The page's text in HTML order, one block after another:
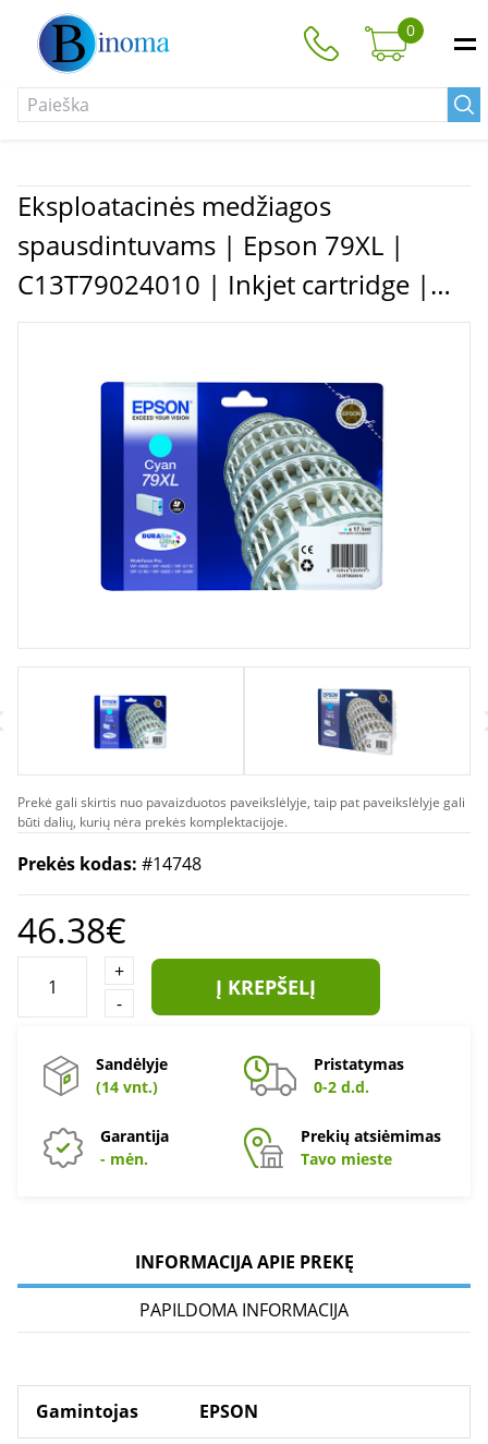
0
Eksploatacinės medžiagos
spausdintuvams | Epson 79XL |
C13T79024010 | Inkjet cartridge |
Cyan
Prekė gali skirtis nuo pavaizduotos paveikslėlyje, taip pat paveikslėlyje gali
būti dalių, kurių nėra prekės komplektacijoje.
Prekės kodas: #14748
46.38€
+
-
Į KREPŠELĮ
Sandėlyje
(14 vnt.)
Pristatymas
0-2 d.d.
Garantija
- mėn.
Prekių atsiėmimas
Tavo mieste
INFORMACIJA APIE PREKĘ
PAPILDOMA INFORMACIJA
Gamintojas EPSON